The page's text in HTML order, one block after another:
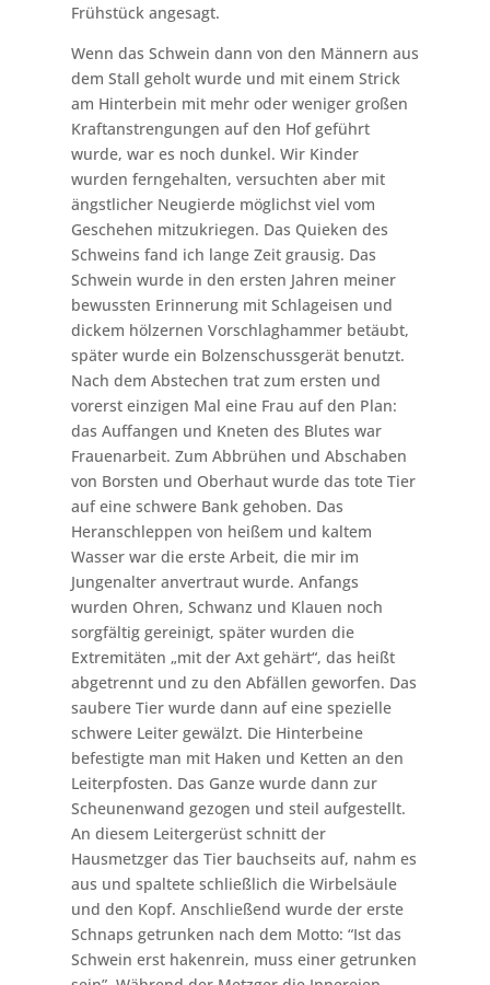
Frühstück angesagt.
Wenn das Schwein dann von den Männern aus
dem Stall geholt wurde und mit einem Strick
am Hinterbein mit mehr oder weniger großen
Kraftanstrengungen auf den Hof geführt
wurde, war es noch dunkel. Wir Kinder
wurden ferngehalten, versuchten aber mit
ängstlicher Neugierde möglichst viel vom
Geschehen mitzukriegen. Das Quieken des
Schweins fand ich lange Zeit grausig. Das
Schwein wurde in den ersten Jahren meiner
bewussten Erinnerung mit Schlageisen und
dickem hölzernen Vorschlaghammer betäubt,
später wurde ein Bolzenschussgerät benutzt.
Nach dem Abstechen trat zum ersten und
vorerst einzigen Mal eine Frau auf den Plan:
das Auffangen und Kneten des Blutes war
Frauenarbeit. Zum Abbrühen und Abschaben
von Borsten und Oberhaut wurde das tote Tier
auf eine schwere Bank gehoben. Das
Heranschleppen von heißem und kaltem
Wasser war die erste Arbeit, die mir im
Jungenalter anvertraut wurde. Anfangs
wurden Ohren, Schwanz und Klauen noch
sorgfältig gereinigt, später wurden die
Extremitäten „mit der Axt gehärt“, das heißt
abgetrennt und zu den Abfällen geworfen. Das
saubere Tier wurde dann auf eine spezielle
schwere Leiter gewälzt. Die Hinterbeine
befestigte man mit Haken und Ketten an den
Leiterpfosten. Das Ganze wurde dann zur
Scheunenwand gezogen und steil aufgestellt.
An diesem Leitergerüst schnitt der
Hausmetzger das Tier bauchseits auf, nahm es
aus und spaltete schließlich die Wirbelsäule
und den Kopf. Anschließend wurde der erste
Schnaps getrunken nach dem Motto: “Ist das
Schwein erst hakenrein, muss einer getrunken